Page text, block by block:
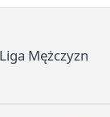
Mężczyzn